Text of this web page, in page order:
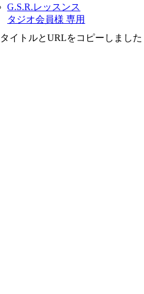
G.S.R.レッスンス
タジオ会員様 専用
タイトルとURLをコピーしました